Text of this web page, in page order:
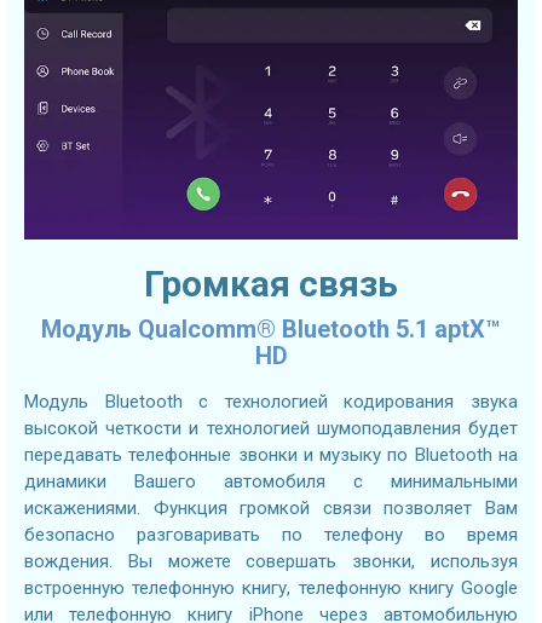
Громкая связь
Модуль Qualcomm® Bluetooth 5.1 aptX™
HD
Модуль Bluetooth с технологией кодирования звука
высокой четкости и технологией шумоподавления будет
передавать телефонные звонки и музыку по Bluetooth на
динамики Вашего автомобиля с минимальными
искажениями. Функция громкой связи позволяет Вам
безопасно разговаривать по телефону во время
вождения. Вы можете совершать звонки, используя
встроенную телефонную книгу, телефонную книгу Google
или телефонную книгу iPhone через автомобильную